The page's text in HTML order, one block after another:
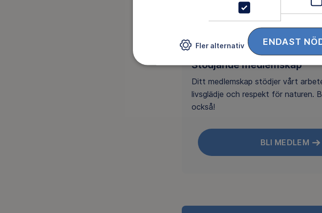
Andra sätt att stödja
Stödjande medlemskap
Ditt medlemskap stödjer vårt
livsglädje och respekt för naturen.
också!
BLI MEDLEM
ENDAST
Fler alternativ